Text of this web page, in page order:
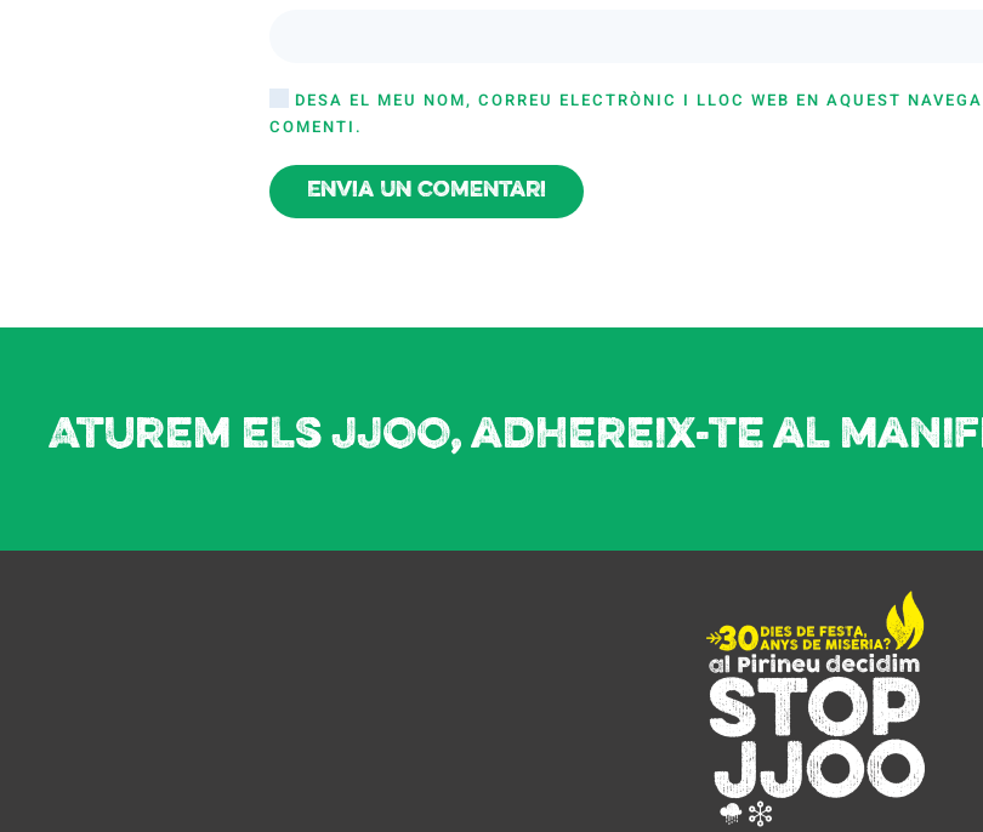
DESA EL MEU NOM, CORREU ELECTRÒNIC I LLOC WEB EN AQUEST
COMENTI.
Envia un comentari
Aturem els JJOO, adhereix-te al